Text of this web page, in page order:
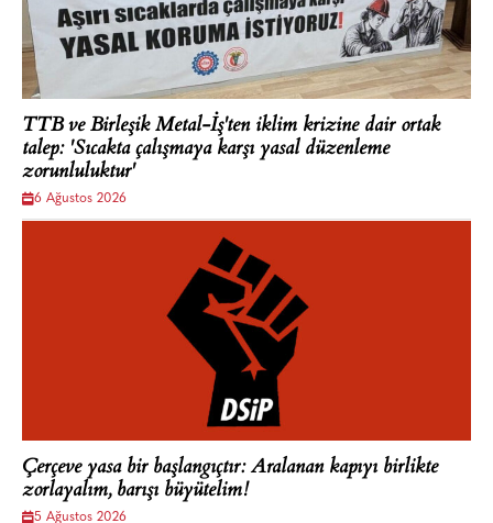
TTB ve Birleşik Metal-İş'ten iklim krizine dair ortak
talep: 'Sıcakta çalışmaya karşı yasal düzenleme
zorunluluktur'
6 Ağustos 2026
Çerçeve yasa bir başlangıçtır: Aralanan kapıyı birlikte
zorlayalım, barışı büyütelim!
5 Ağustos 2026